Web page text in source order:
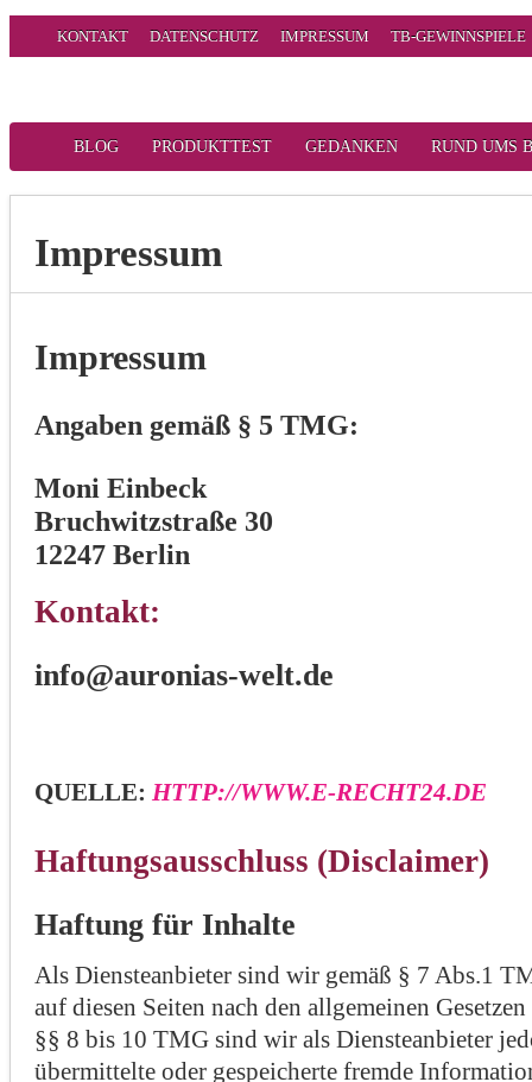
KONTAKT DATENSCHUTZ IMPRESSUM TB-GEWINNSPIELE
BLOG PRODUKTTEST GEDANKEN RUND UMS
Impressum
Impressum
Angaben gemäß § 5 TMG:
Moni Einbeck
Bruchwitzstraße 30
12247 Berlin
Kontakt:
info@auronias-welt.de
QUELLE: HTTP://WWW.E-RECHT24.DE
Haftungsausschluss (Disclaimer)
Haftung für Inhalte
Als Diensteanbieter sind wir gemäß § 7 Abs.1
auf diesen Seiten nach den allgemeinen
§§ 8 bis 10 TMG sind wir als Diensteanbieter
übermittelte oder gespeicherte fremde